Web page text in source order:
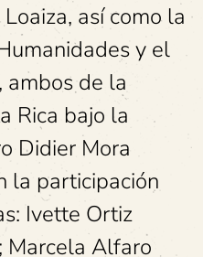
así como la
y el
ambos de la
Rica bajo la
Didier Mora
la participación
Ivette Ortiz
Marcela Alfaro